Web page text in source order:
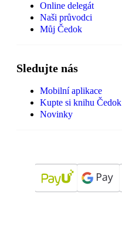
Online delegát
Naši průvodci
Můj Čedok
Sledujte nás
Mobilní aplikace
Kupte si knihu Čedok
Novinky